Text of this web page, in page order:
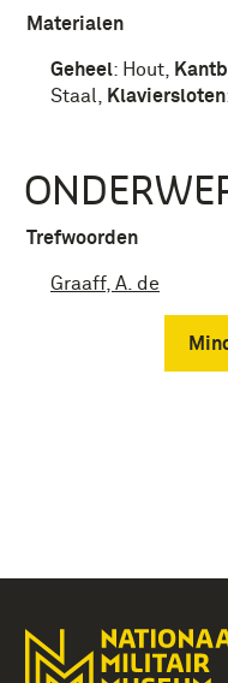
Materialen
Geheel: Hout
Staal
Klaviersloten
Trefwoorden
Graaff, A. de